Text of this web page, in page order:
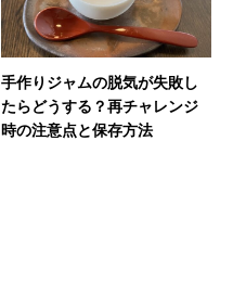
手作りジャムの脱気が失敗し
たらどうする？再チャレンジ
時の注意点と保存方法